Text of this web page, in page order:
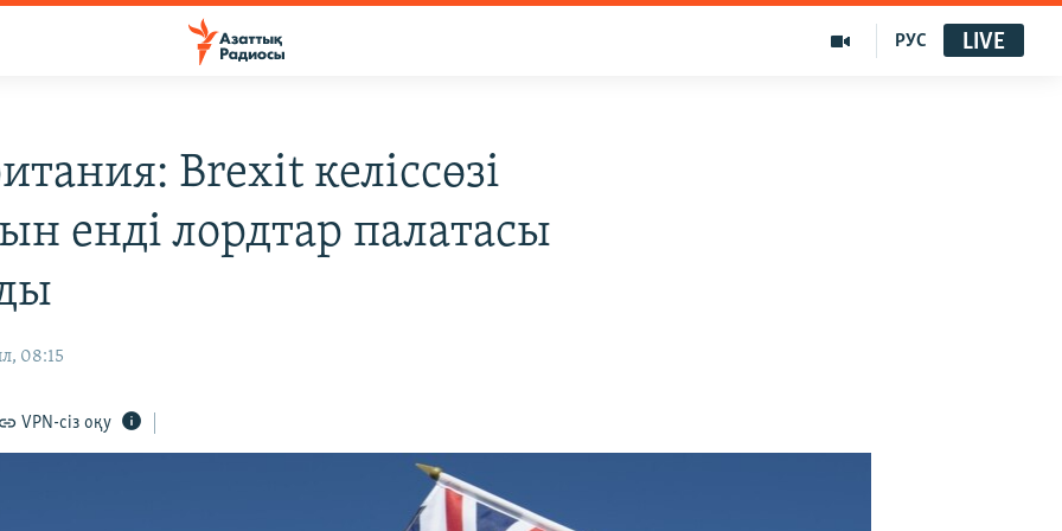
РУС LIVE
Brexit келіссөзі
енді лордтар палатасы
08:15
VPN-сіз оқу